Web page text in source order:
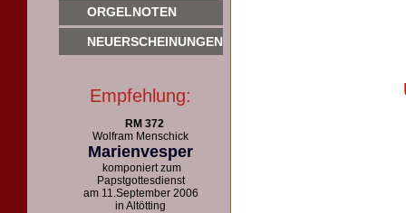
ORGELNOTEN
NEUERSCHEINUNGEN
Empfehlung:
RM 372
Wolfram Menschick
Marienvesper
komponiert zum
Papstgottesdienst
am 11.September 2006
in Altötting